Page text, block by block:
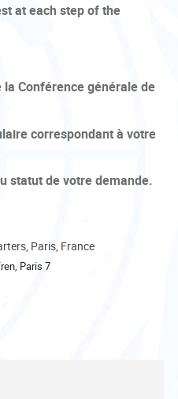
at each step of the
la Conférence générale de
correspondant à votre
statut de votre demande.
Paris, France
Paris 7